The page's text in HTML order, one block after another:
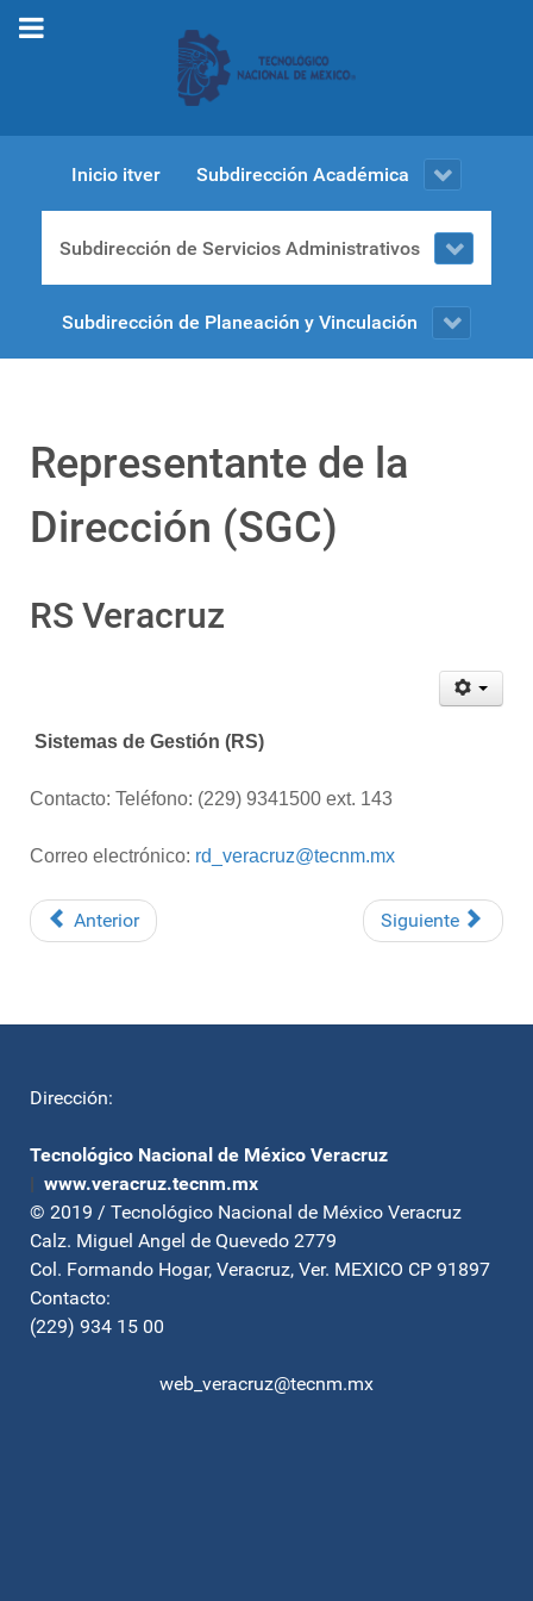
Inicio itver Subdirección Académica
Subdirección de Servicios Administrativos
Subdirección de Planeación y Vinculación
Representante de la
Dirección (SGC)
RS Veracruz
Sistemas de Gestión (RS)
Contacto: Teléfono: (229) 9341500 ext. 143
Correo electrónico: rd_veracruz@tecnm.mx
Anterior Siguiente
Dirección:
Tecnológico Nacional de México Veracruz
| www.veracruz.tecnm.mx
© 2019 / Tecnológico Nacional de México Veracruz
Calz. Miguel Angel de Quevedo 2779
Col. Formando Hogar, Veracruz, Ver. MEXICO CP 91897
Contacto:
(229) 934 15 00
web_veracruz@tecnm.mx